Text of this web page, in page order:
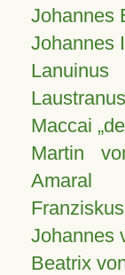
Johannes
Johannes
Lanuinus
Laustranus
Maccai
Martin
Amaral
Johannes
Beatrix